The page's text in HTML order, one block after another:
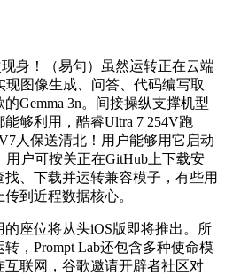
身！（易句）虽然运转正在云端
图像生成、问答、代码编写取
Gemma 3n。间接操纵支撑机型
够利用，酷睿Ultra 7 254V跑
人保送清北！用户能够用它启动
户可按关正在GitHub上下载安
、下载并运转兼容模子，有些用
到近程数据核心。
座位将从头iOS版即将推出。所
，Prompt Lab还包含多种使命模
联网，谷歌邀请开辟者社区对